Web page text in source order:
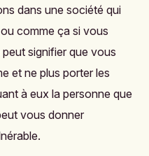
dans une société qui
comme ça si vous
signifier que vous
et ne plus porter les
à eux la personne que
vous donner